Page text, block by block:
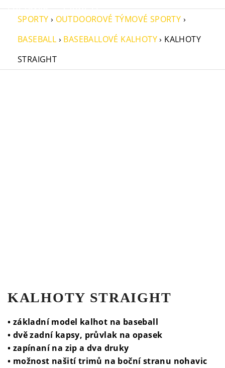
POPTÁVKA ESHOP53
SPORTY › OUTDOOROVÉ TÝMOVÉ SPORTY ›
BASEBALL › BASEBALLOVÉ KALHOTY› KALHOTY
STRAIGHT
KALHOTY STRAIGHT
• základní model kalhot na baseball
• dvě zadní kapsy, průvlak na opasek
• zapínaní na zip a dva druky
• možnost našití trimů na boční stranu nohavic